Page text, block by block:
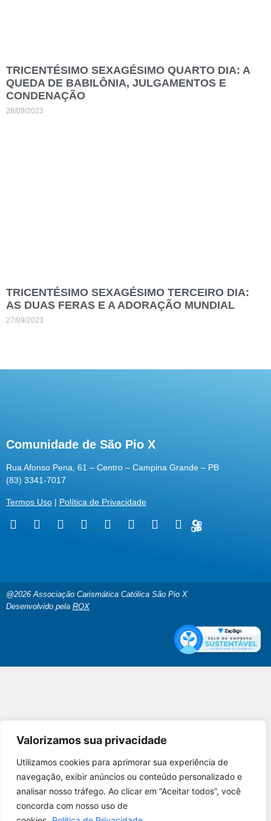
Utilizamos cookies para oferecer melhor
experiência, melhorar o desempenho, analisar
como você interage em nosso site e
personalizar conteúdo.
Valorizamos sua privacidade
Utilizamos cookies para aprimorar sua experiência de
navegação, exibir anúncios ou conteúdo personalizado e
analisar nosso tráfego. Ao clicar em “Aceitar todos”, você
concorda com nosso uso de
TRICENTÉSIMO SEXAGÉSIMO QUARTO DIA: A
QUEDA DE BABILÔNIA, JULGAMENTOS E
CONDENAÇÃO
28/09/2023
TRICENTÉSIMO SEXAGÉSIMO TERCEIRO DIA:
AS DUAS FERAS E A ADORAÇÃO MUNDIAL
27/09/2023
Comunidade de São Pio X
Rua Afonso Pena, 61 – Centro – Campina Grande – PB
(83) 3341-7017
Termos Uso | Política de Privacidade
@2026 Associação Carismática Católica São Pio X
Desenvolvido pela ROX